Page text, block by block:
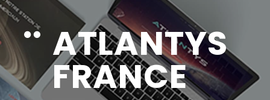
 ATLANTYS
FRANCE